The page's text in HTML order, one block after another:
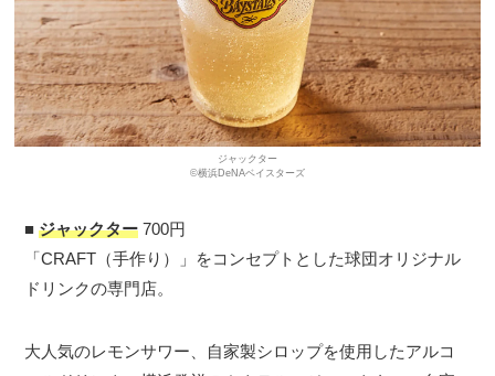
ジャックター
©横浜DeNAベイスターズ
■ジャックター 700円
「CRAFT（手作り）」をコンセプトとした球団オリジナル
ドリンクの専門店。
大人気のレモンサワー、自家製シロップを使用したアルコ